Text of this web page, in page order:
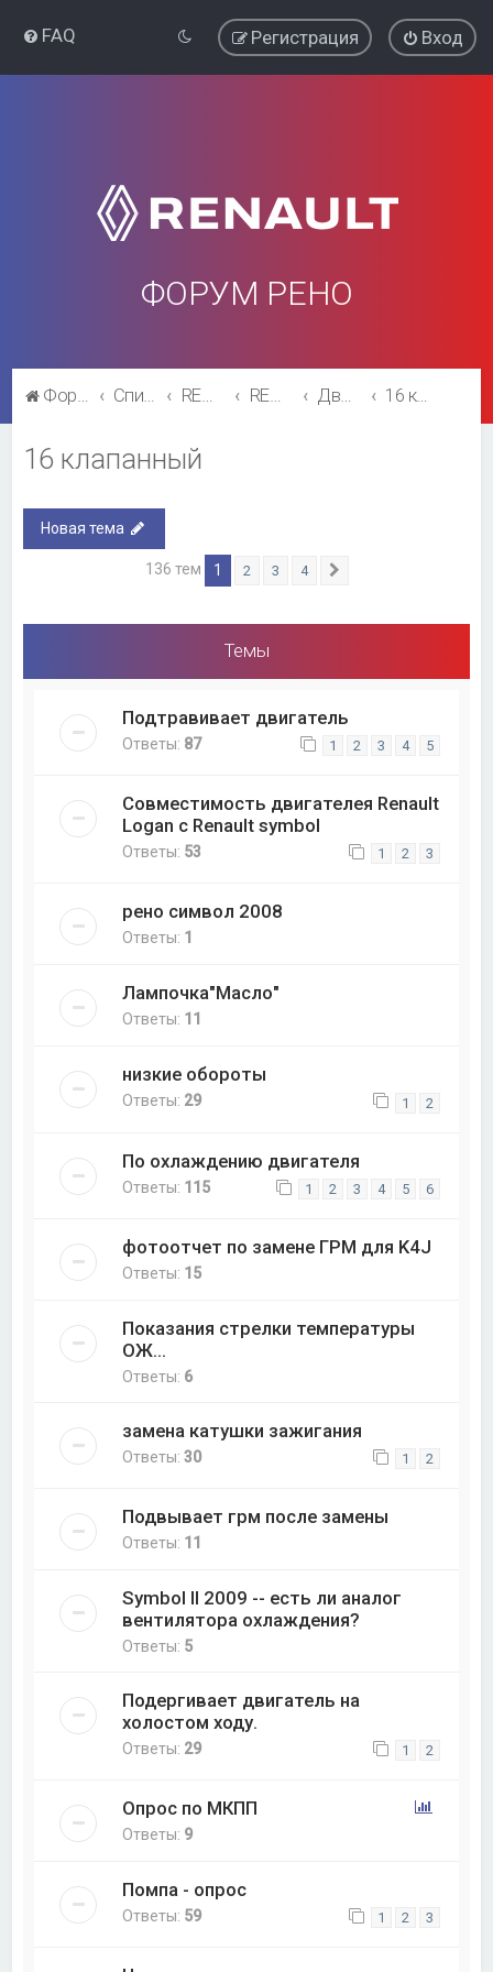
FAQ Вход
Регистрация
ФОРУМ РЕНО
Форум Рено Список форумов RENAULT SYMBOL RENAULT SYMBOL Двигатель и трансмиссия 16 клапанный
16 клапанный
Новая тема
136 тем 1 2 3 4
Темы
Подтравивает двигатель
Ответы: 87 1 2 3 4 5
Совместимость двигателея Renault
Logan с Renault symbol
Ответы: 53 1 2 3
рено символ 2008
Ответы: 1
Лампочка"Масло"
Ответы: 11
низкие обороты
Ответы: 29 1 2
По охлаждению двигателя
Ответы: 115 1 2 3 4 5 6
фотоотчет по замене ГРМ для K4J
Ответы: 15
Показания стрелки температуры
ОЖ...
Ответы: 6
замена катушки зажигания
Ответы:30 1 2
Подвывает грм после замены
Ответы: 11
Symbol II 2009 -- есть ли аналог
вентилятора охлаждения?
Ответы: 5
Подергивает двигатель на
холостом ходу.
Ответы: 29 1 2
Опрос по МКПП
Ответы: 9
Помпа - опрос
Ответы: 59 1 2 3